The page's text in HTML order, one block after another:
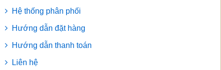
Hệ thống phân phối
Hướng dẫn đặt hàng
Hướng dẫn thanh toán
Liên hệ